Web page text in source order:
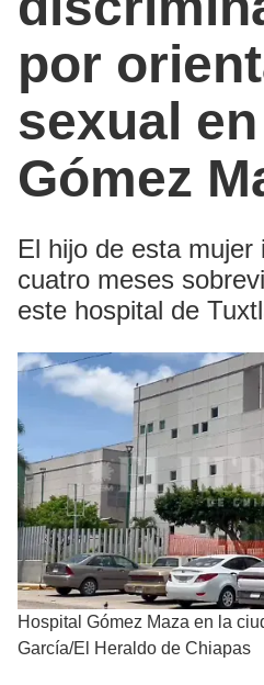
por
sexual
Gómez
El hijo de esta mujer
cuatro meses
este hospital de
Hospital Gómez Maza en la
García/El Heraldo de Chiapas